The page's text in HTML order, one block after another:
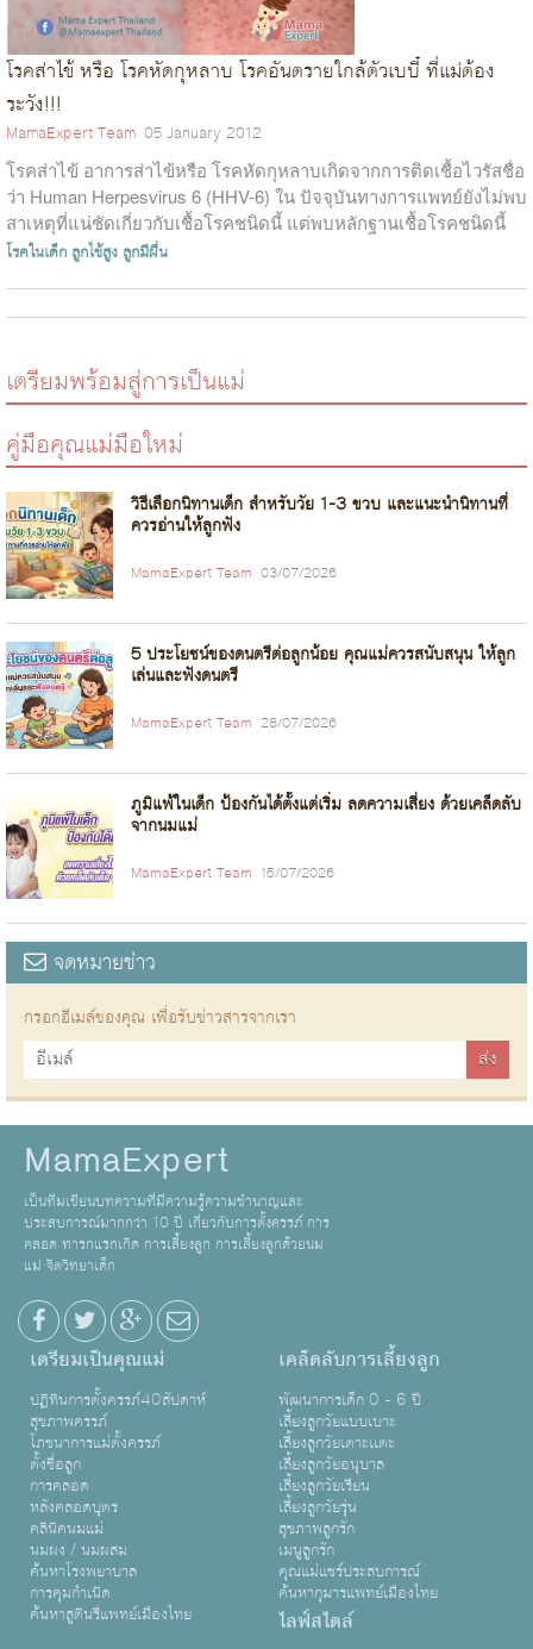
โรคส่าไข้ หรือ โรคหัดกุหลาบ โรคอันตรายใกล้ตัวเบบี๋ ที่แม่ต้อง
ระวัง!!!
MamaExpert Team 05 January 2012
โรคส่าไข้ อาการส่าไข้หรือ โรคหัดกุหลาบเกิดจากการติดเชื้อไวรัสชื่อ
ว่า Human Herpesvirus 6 (HHV-6) ใน ปัจจุบันทางการแพทย์ยังไม่พบ
สาเหตุที่แน่ชัดเกี่ยวกับเชื้อโรคชนิดนี้ แต่พบหลักฐานเชื้อโรคชนิดนี้
ปนเปื...
โรคในเด็ก ลูกไข้สูง ลูกมีผื่น
เตรียมพร้อมสู่การเป็นแม่
คู่มือคุณแม่มือใหม่
วิธีเลือกนิทานเด็ก สำหรับวัย 1-3 ขวบ และแนะนำนิทานที่
ควรอ่านให้ลูกฟัง
MamaExpert Team 03/07/2026
5 ประโยชน์ของดนตรีต่อลูกน้อย คุณแม่ควรสนับสนุน ให้ลูก
เล่นและฟังดนตรี
MamaExpert Team 28/07/2026
ภูมิแพ้ในเด็ก ป้องกันได้ตั้งแต่เริ่ม ลดความเสี่ยง ด้วยเคล็ดลับ
จากนมแม่
MamaExpert Team 15/07/2026
จดหมายข่าว
กรอกอีเมล์ของคุณ เพื่อรับข่าวสารจากเรา
MamaExpert
เป็นทีมเขียนบทความที่มีความรู้ความชำนาญและ
ประสบการณ์มากกว่า 10 ปี เกี่ยวกับการตั้งครรภ์ การ
คลอด ทารกแรกเกิด การเลี้ยงลูก การเลี้ยงลูกด้วยนม
แม่ จิตวิทยาเด็ก
เตรียมเป็นคุณแม่
ปฏิทินการตั้งครรภ์40สัปดาห์
สุขภาพครรภ์
โภชนาการแม่ตั้งครรภ์
ตั้งชื่อลูก
การคลอด
หลังคลอดบุตร
คลินิคนมแม่
นมผง / นมผสม
ค้นหาโรงพยาบาล
การคุมกำเนิด
ค้นหาสูตินรีแพทย์เมืองไทย
เคล็ดลับการเลี้ยงลูก
พัฒนาการเด็ก 0 - 6 ปี
เลี้ยงลูกวัยแบบเบาะ
เลี้ยงลูกวัยเตาะเเตะ
เลี้ยงลูกวัยอนุบาล
เลี้ยงลูกวัยเรียน
เลี้ยงลูกวัยรุ่น
สุขภาพลูกรัก
เมนูลูกรัก
คุณแม่แชร์ประสบการณ์
ค้นหากุมารแพทย์เมืองไทย
ไลฟ์สไตล์